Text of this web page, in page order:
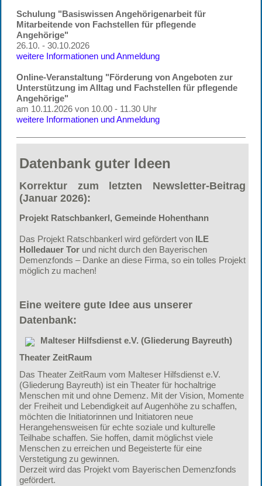
Schulung "Basiswissen Angehörigenarbeit für
Mitarbeitende von Fachstellen für pflegende
Angehörige"
26.10. - 30.10.2026
weitere Informationen und Anmeldung
Online-Veranstaltung "Förderung von Angeboten zur
Unterstützung im Alltag und Fachstellen für pflegende
Angehörige"
am 10.11.2026 von 10.00 - 11.30 Uhr
weitere Informationen und Anmeldung
Datenbank guter Ideen
Korrektur zum letzten Newsletter-Beitrag
(Januar 2026):
Projekt Ratschbankerl, Gemeinde Hohenthann
Das Projekt Ratschbankerl wird gefördert von ILE
Holledauer Tor und nicht durch den Bayerischen
Demenzfonds – Danke an diese Firma, so ein tolles Projekt
möglich zu machen!
Eine weitere gute Idee aus unserer
Datenbank:
Malteser Hilfsdienst e.V. (Gliederung Bayreuth)
Theater ZeitRaum
Das Theater ZeitRaum vom Malteser Hilfsdienst e.V.
(Gliederung Bayreuth) ist ein Theater für hochaltrige
Menschen mit und ohne Demenz. Mit der Vision, Momente
der Freiheit und Lebendigkeit auf Augenhöhe zu schaffen,
möchten die Initiatorinnen und Initiatoren neue
Herangehensweisen für echte soziale und kulturelle
Teilhabe schaffen. Sie hoffen, damit möglichst viele
Menschen zu erreichen und Begeisterte für eine
Verstetigung zu gewinnen.
Derzeit wird das Projekt vom Bayerischen Demenzfonds
gefördert.